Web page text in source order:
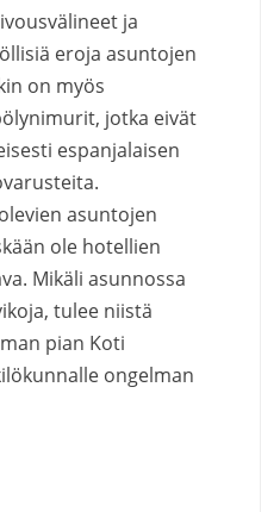
ja
eroja asuntojen
on myös
jotka eivät
espanjalaisen
asuntojen
ole hotellien
Mikäli asunnossa
tulee niistä
pian Koti
ongelman